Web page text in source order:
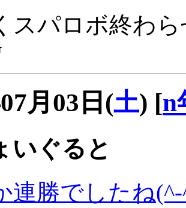
スパロボ終わ
月03日(土) [n
いぐると
連勝でしたね